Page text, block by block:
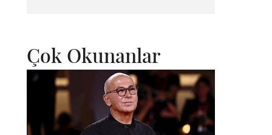
Çok Okunanlar